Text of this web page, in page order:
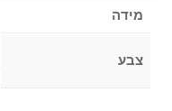
מידה
צבע